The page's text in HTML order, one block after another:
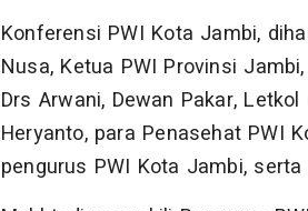
Konferensi PWI Kota Jambi,
Nusa, Ketua PWI Provinsi
Drs Arwani, Dewan Pakar,
Heryanto, para Penasehat PWI
pengurus PWI Kota Jambi,